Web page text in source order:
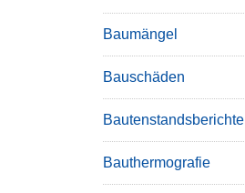
Baumängel
Bauschäden
Bautenstandsberichte
Bauthermografie